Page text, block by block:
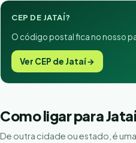
CEP DE JATAÍ?
O código postal fica no nosso
Ver CEP de Jataí →
Como ligar para
De outra cidade ou estado, é